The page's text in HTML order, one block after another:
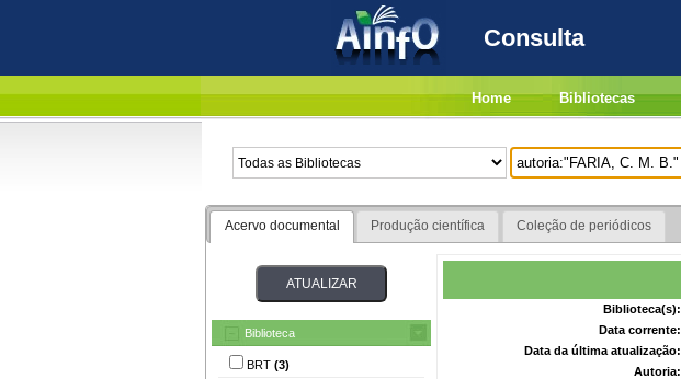
Consulta
Home Bibliotecas
Acervo documental Produção científica Coleção de periódicos
Biblioteca
BRT (3)
Biblioteca(s):
Data corrente:
Data da última atualização:
Autoria: